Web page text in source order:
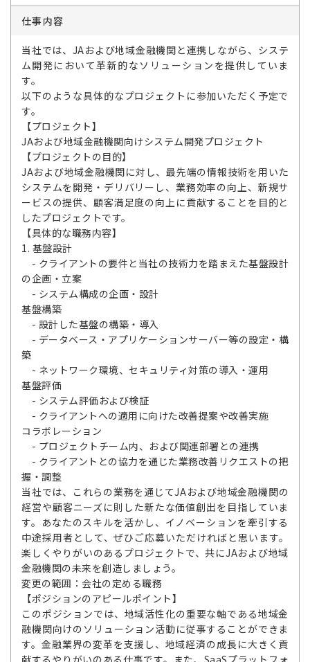
仕事内容
当社では、JAおよび地域金融機関と連携しながら、システ
ム開発において革新的なソリューションを提供していま
す。
以下のような具体的なプロジェクトに参加いただく予定で
す。
【プロジェクト】
JAおよび地域金融機関向けシステム開発プロジェクト
【プロジェクトの目的】
JAおよび地域金融機関に対し、最先端の情報技術を用いた
システムを開発・デリバリーし、業務効率の向上、新規サ
ービスの提供、顧客満足度の向上に貢献することを目的と
したプロジェクトです。
【具体的な職務内容】
1. 基盤設計
- クライアントの要件と当社の技術力を踏まえた基盤設計
の企画・立案
- システム構成の企画・設計
基盤構築
- 設計した基盤の構築・導入
- データベース・アプリケーションサーバー等の設定・構
築
- ネットワーク環境、セキュリティ対策の導入・運用
基盤評価
- システム評価および検証
- クライアントへの適用に向けた改善提案や改善実施
コラボレーション
- プロジェクトチーム内、および関連部署との連携
- クライアントとの協力を通じた業務改善リクエストの把
握・調整
当社では、これらの業務を通じてJAおよび地域金融機関の
経営や顧客ニーズに則した新たな価値創出を目指していま
す。あなたのスキルを活かし、イノベーションを牽引する
中途採用者として、ぜひご応募いただければと思います。
楽しくやりがいのあるプロジェクトで、共にJAおよび地域
金融機関の未来を創造しましょう。
変更の範囲：会社の定める職務
【ポジションのアピールポイント】
このポジションでは、地域活性化の重要な軸である地域金
融機関向けのソリューション活動に従事することができま
す。金融業界の変革を支援し、地域経済の成長に大きく貢
献するやりがいのある仕事です。また、SaaSプラットフォ